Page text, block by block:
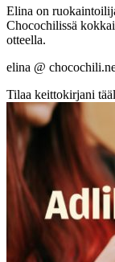
Elina on
Chocochilissä
otteella.
elina @
Tilaa keittokirjani